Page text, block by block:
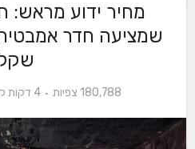
מחיר ידוע מראש:
180,788 צפיות 4 דקות קריאה